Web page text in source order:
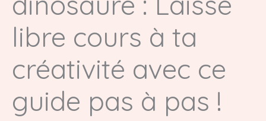
libre cours à ta
créativité avec ce
guide pas à pas !